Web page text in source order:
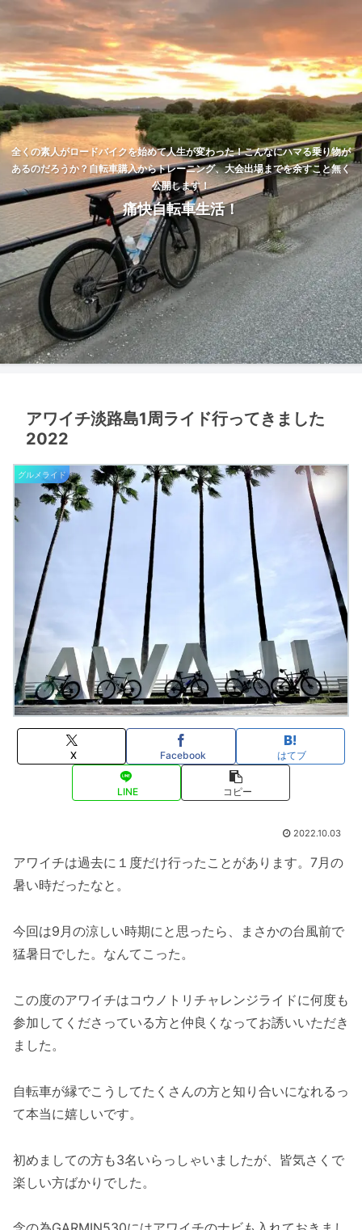
全くの素人がロードバイクを始めて人生が変わった！こんなにハマる乗り物が
あるのだろうか？自転車購入からトレーニング、大会出場までを余すこと無く
公開します！
痛快自転車生活！
アワイチ淡路島1周ライド行ってきました
2022
グルメライド
X Facebook はてブ
LINE コピー
2022.10.03
アワイチは過去に１度だけ行ったことがあります。7月の
暑い時だったなと。
今回は9月の涼しい時期にと思ったら、まさかの台風前で
猛暑日でした。なんてこった。
この度のアワイチはコウノトリチャレンジライドに何度も
参加してくださっている方と仲良くなってお誘いいただき
ました。
自転車が縁でこうしてたくさんの方と知り合いになれるっ
て本当に嬉しいです。
初めましての方も3名いらっしゃいましたが、皆気さくで
楽しい方ばかりでした。